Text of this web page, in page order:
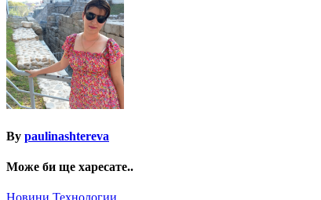
By paulinashtereva
Може би ще харесате..